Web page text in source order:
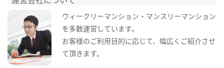
ウィークリーマンション・マンスリーマンション
を多数運営しています。
お客様のご利用目的に応じて、幅広くご紹介させ
て頂きます。